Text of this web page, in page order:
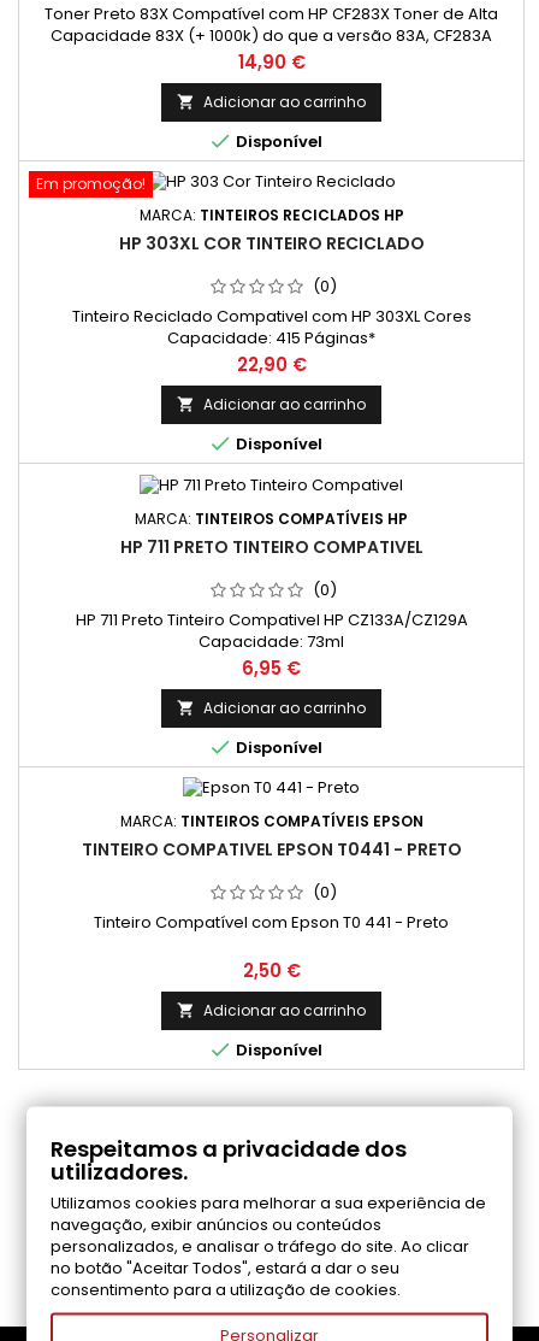
Toner Preto 83X Compatível com HP CF283X Toner de Alta
Capacidade 83X (+ 1000k) do que a versão 83A, CF283A
Preço
14,90 €
 Adicionar ao carrinho
 Disponível
Em promoção!
MARCA: TINTEIROS RECICLADOS HP
HP 303XL COR TINTEIRO RECICLADO
(0)
Tinteiro Reciclado Compativel com HP 303XL Cores
Capacidade: 415 Páginas*
Preço
22,90 €
 Adicionar ao carrinho
 Disponível
MARCA: TINTEIROS COMPATÍVEIS HP
HP 711 PRETO TINTEIRO COMPATIVEL
(0)
HP 711 Preto Tinteiro Compativel HP CZ133A/CZ129A
Capacidade: 73ml
Preço
6,95 €
 Adicionar ao carrinho
 Disponível
MARCA: TINTEIROS COMPATÍVEIS EPSON
TINTEIRO COMPATIVEL EPSON T0441 - PRETO
(0)
Tinteiro Compatível com Epson T0 441 - Preto
Preço
2,50 €
 Adicionar ao carrinho
 Disponível
COMENTÁRIOS (0)
Seja o primeiro a fazer uma avaliação
Respeitamos a privacidade dos
utilizadores.
Utilizamos cookies para melhorar a sua experiência de
navegação, exibir anúncios ou conteúdos
personalizados, e analisar o tráfego do site. Ao clicar
no botão "Aceitar Todos", estará a dar o seu
consentimento para a utilização de cookies.
Personalizar